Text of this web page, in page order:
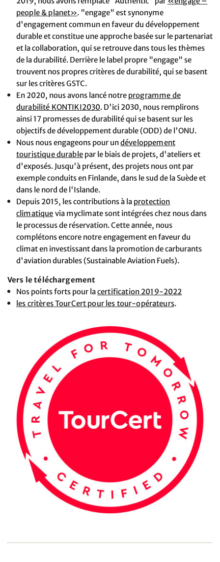
people & planet». "engage" est synonyme
d'engagement commun en faveur du développement
durable et constitue une approche basée sur le partenariat
et la collaboration, qui se retrouve dans tous les thèmes
de la durabilité. Derrière le label propre "engage" se
trouvent nos propres critères de durabilité, qui se basent
sur les critères GSTC.
En 2020, nous avons lancé notre programme de
durabilité KONTIKI2030. D'ici 2030, nous remplirons
ainsi 17 promesses de durabilité qui se basent sur les
objectifs de développement durable (ODD) de l'ONU.
Nous nous engageons pour undéveloppement
touristique durablepar le biais de projets, d'ateliers et
d'exposés. Jusqu'à présent, des projets nous ont par
exemple conduits en Finlande, dans le sud de la Suède et
dans le nord de l'Islande.
Depuis 2015, les contributions à la protection
climatique via myclimate sont intégrées chez nous dans
le processus de réservation. Cette année, nous
complétons encore notre engagement en faveur du
climat en investissant dans la promotion de carburants
d'aviation durables (Sustainable Aviation Fuels).
Vers le téléchargement
Nos points forts pour lacertification 2019-2022
les critères TourCert pour les tour-opérateurs.